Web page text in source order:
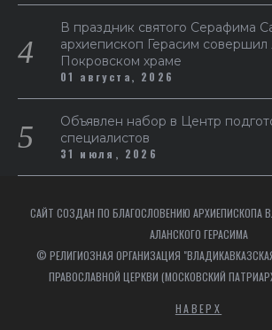
В праздник святого Серафима
архиепископ Герасим
Покровском храме
01 августа, 2026
Объявлен набор в Центр
специалистов
31 июля, 2026
САЙТ СОЗДАН ПО БЛАГОСЛОВЕНИЮ АРХИЕПИСКОПА
АЛАНСКОГО ГЕРАСИМА
© РЕЛИГИОЗНАЯ ОРГАНИЗАЦИЯ
ПРАВОСЛАВНОЙ ЦЕРКВИ (МОСКОВСКИЙ
НАВЕРХ